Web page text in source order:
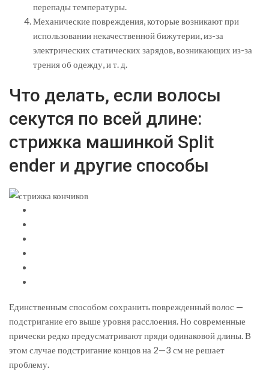
перепады температуры.
Механические повреждения, которые возникают при
использовании некачественной бижутерии, из-за
электрических статических зарядов, возникающих из-за
трения об одежду, и т. д.
Что делать, если волосы
секутся по всей длине:
стрижка машинкой Split
ender и другие способы
Единственным способом сохранить поврежденный волос —
подстригание его выше уровня расслоения. Но современные
прически редко предусматривают пряди одинаковой длины. В
этом случае подстригание концов на 2—3 см не решает
проблему.